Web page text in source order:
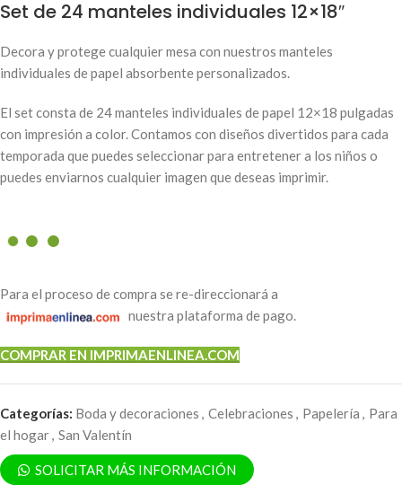
Set de 24 manteles individuales 12×18″
Decora y protege cualquier mesa con nuestros manteles
individuales de papel absorbente personalizados.
El set consta de 24 manteles individuales de papel 12×18 pulgadas
con impresión a color. Contamos con diseños divertidos para cada
temporada que puedes seleccionar para entretener a los niños o
puedes enviarnos cualquier imagen que deseas imprimir.
Para el proceso de compra se re-direccionará a
nuestra plataforma de pago.
COMPRAR EN IMPRIMAENLINEA.COM
Categorías: Boda y decoraciones , Celebraciones , Papelería , Para
el hogar, San Valentín
SOLICITAR MÁS INFORMACIÓN